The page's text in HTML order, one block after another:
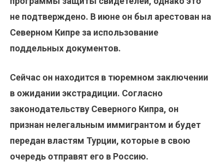
не подтверждено. В июне он был арестован на
Северном Кипре за использование
поддельных документов.
Сейчас он находится в тюремном заключении
в ожидании экстрадиции. Согласно
законодательству Северного Кипра, он
признан нелегальным иммигрантом и будет
передан властям Турции, которые в свою
очередь отправят его в Россию.